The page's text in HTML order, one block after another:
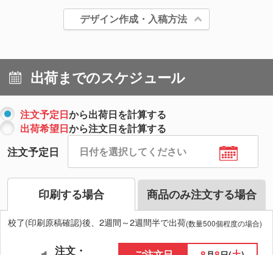
デザイン作成・入稿方法
出荷までのスケジュール
注文予定日から出荷日を計算する
出荷希望日から注文日を計算する
注文予定日
印刷する場合 商品のみ注文する場合
校了(印刷原稿確認)後、2週間～2週間半で出荷(数量500個程度の場合)
注文・